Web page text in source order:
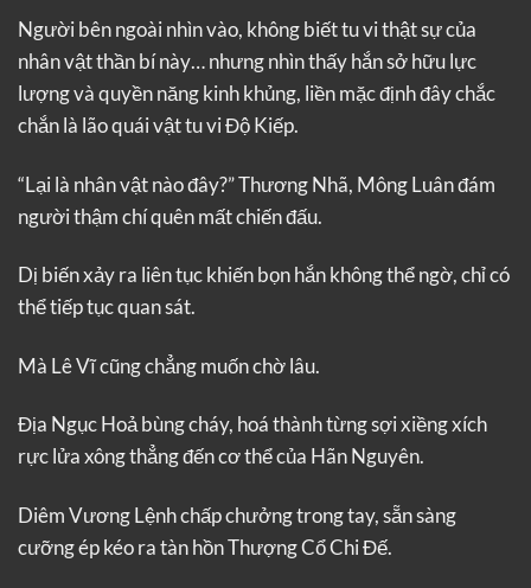
Người bên ngoài nhìn vào, không biết tu vi thật sự của
nhân vật thần bí này… nhưng nhìn thấy hắn sở hữu lực
lượng và quyền năng kinh khủng, liền mặc định đây chắc
chắn là lão quái vật tu vi Độ Kiếp.
“Lại là nhân vật nào đây?” Thương Nhã, Mông Luân đám
người thậm chí quên mất chiến đấu.
Dị biến xảy ra liên tục khiến bọn hắn không thể ngờ, chỉ có
thể tiếp tục quan sát.
Mà Lê Vĩ cũng chẳng muốn chờ lâu.
Địa Ngục Hoả bùng cháy, hoá thành từng sợi xiềng xích
rực lửa xông thẳng đến cơ thể của Hãn Nguyên.
Diêm Vương Lệnh chấp chưởng trong tay, sẵn sàng
cưỡng ép kéo ra tàn hồn Thượng Cổ Chi Đế.